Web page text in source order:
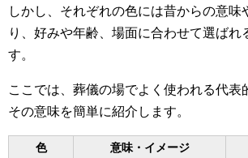
しかし、それぞれの色には昔からの意味
り、好みや年齢、場面に合わせて選ばれ
す。
ここでは、葬儀の場でよく使われる代表
その意味を簡単に紹介します。
色 意味・イメージ